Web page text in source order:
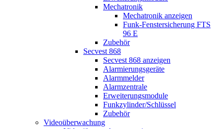
Mechatronik
Mechatronik anzeigen
Funk-Fenstersicherung FTS
96 E
Zubehör
Secvest 868
Secvest 868 anzeigen
Alarmierungsgeräte
Alarmmelder
Alarmzentrale
Erweiterungsmodule
Funkzylinder/Schlüssel
Zubehör
Videoüberwachung